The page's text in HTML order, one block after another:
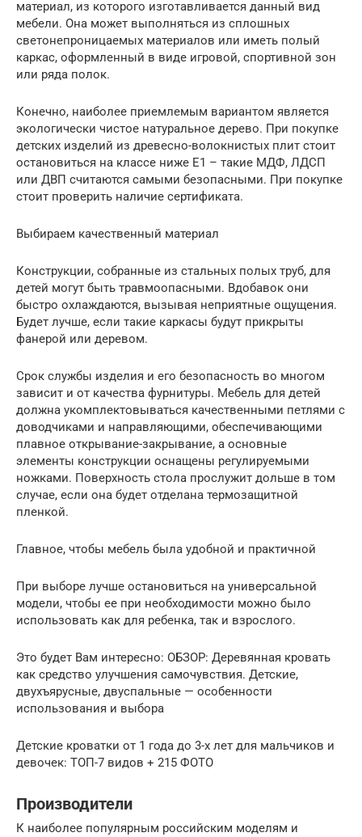
материал, из которого изготавливается данный вид
мебели. Она может выполняться из сплошных
светонепроницаемых материалов или иметь полый
каркас, оформленный в виде игровой, спортивной зон
или ряда полок.
Конечно, наиболее приемлемым вариантом является
экологически чистое натуральное дерево. При покупке
детских изделий из древесно-волокнистых плит стоит
остановиться на классе ниже Е1 – такие МДФ, ЛДСП
или ДВП считаются самыми безопасными. При покупке
стоит проверить наличие сертификата.
Выбираем качественный материал
Конструкции, собранные из стальных полых труб, для
детей могут быть травмоопасными. Вдобавок они
быстро охлаждаются, вызывая неприятные ощущения.
Будет лучше, если такие каркасы будут прикрыты
фанерой или деревом.
Срок службы изделия и его безопасность во многом
зависит и от качества фурнитуры. Мебель для детей
должна укомплектовываться качественными петлями с
доводчиками и направляющими, обеспечивающими
плавное открывание-закрывание, а основные
элементы конструкции оснащены регулируемыми
ножками. Поверхность стола прослужит дольше в том
случае, если она будет отделана термозащитной
пленкой.
Главное, чтобы мебель была удобной и практичной
При выборе лучше остановиться на универсальной
модели, чтобы ее при необходимости можно было
использовать как для ребенка, так и взрослого.
Это будет Вам интересно: ОБЗОР: Деревянная кровать
как средство улучшения самочувствия. Детские,
двухъярусные, двуспальные — особенности
использования и выбора
Детские кроватки от 1 года до 3-х лет для мальчиков и
девочек: ТОП-7 видов + 215 ФОТО
Производители
К наиболее популярным российским моделям и